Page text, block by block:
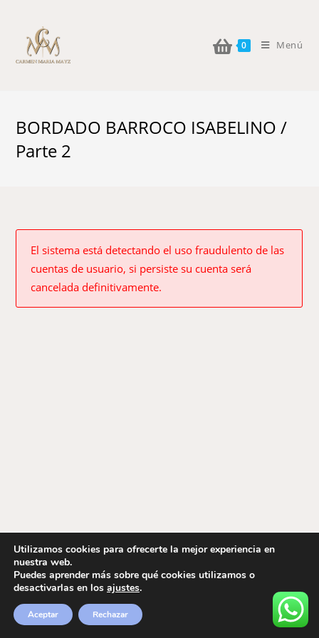
0 Menú
BORDADO BARROCO ISABELINO /
Parte 2
El sistema está detectando el uso fraudulento de las
cuentas de usuario, si persiste su cuenta será
cancelada definitivamente.
Utilizamos cookies para ofrecerte la mejor experiencia en
nuestra web.
Puedes aprender más sobre qué cookies utilizamos o
desactivarlas en los ajustes.
Aceptar Rechazar